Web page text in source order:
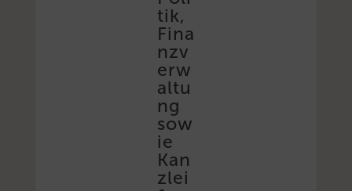
tik,
Fina
nzv
erw
altu
ng
sow
ie
Kan
zlei